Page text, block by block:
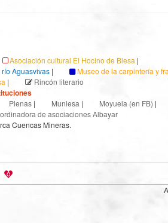
Asociación cultural El Hocino de Blesa |
Aguasvivas | Museo de la carpintería y
| Rincón literario
Plenas | Muniesa | Moyuela (en FB) |
de asociaciones Albayar
Cuencas Mineras.